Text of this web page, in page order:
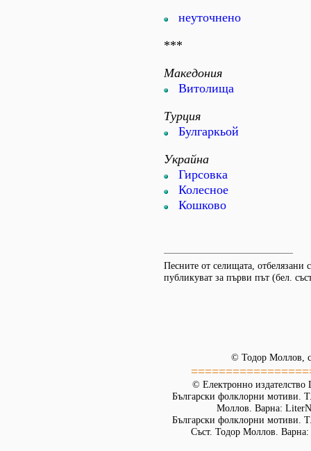
неуточнено
***
Македония
Витолища
Турция
Булгаркьой
Украйна
Гирсовка
Колесное
Кошково
Песните от селищата, отбелязани
публикуват за първи път (бел.
© Тодор Моллов,
© Електронно издателство
Български фолклорни мотиви.
Моллов. Варна:
Български фолклорни мотиви.
Съст. Тодор Моллов.